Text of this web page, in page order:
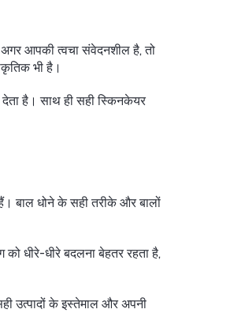
आपकी त्वचा संवेदनशील है, तो
भी है।
देता है। साथ ही सही स्किनकेयर
बाल धोने के सही तरीके और बालों
धीरे-धीरे बदलना बेहतर रहता है,
उत्पादों के इस्तेमाल और अपनी